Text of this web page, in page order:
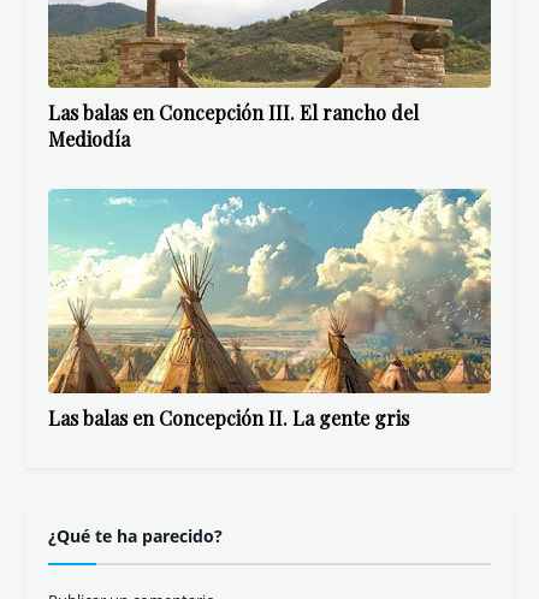
Las balas en Concepción III. El rancho del
Mediodía
Las balas en Concepción II. La gente gris
¿Qué te ha parecido?